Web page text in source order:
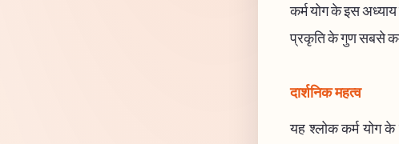
कर्म योग के इस अध्याय
प्रकृति के गुण सबसे
दार्शनिक महत्व
यह श्लोक कर्म योग के